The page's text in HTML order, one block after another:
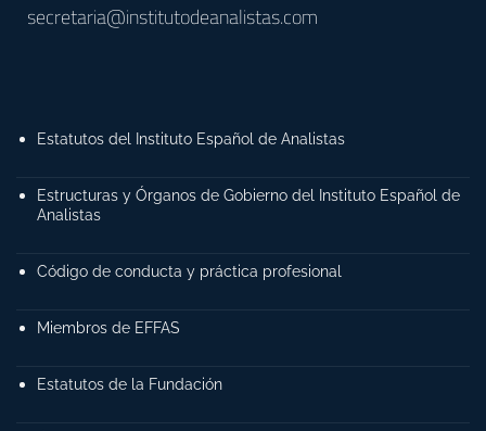
secretaria@institutodeanalistas.com
Estatutos del Instituto Español de Analistas
Estructuras y Órganos de Gobierno del Instituto Español de
Analistas
Código de conducta y práctica profesional
Miembros de EFFAS
Estatutos de la Fundación